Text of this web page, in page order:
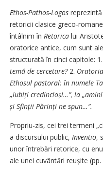
Ethos-Pathos-Logos
retoricii clasice greco-
întâlnim în Retorica lui
oratorice antice, cum sunt
structurată în cinci capitole: 1.
temă de cercetare? 2.
Ethosul pastoral: în numele
„iubiți credincioși…”, la
și Sfinții Părinți ne spun…”.
Propriu-zis, cei trei termeni
a discursului public, Inventio,
unor întrebări retorice, cu
ale unei cuvântări reușite (pp.